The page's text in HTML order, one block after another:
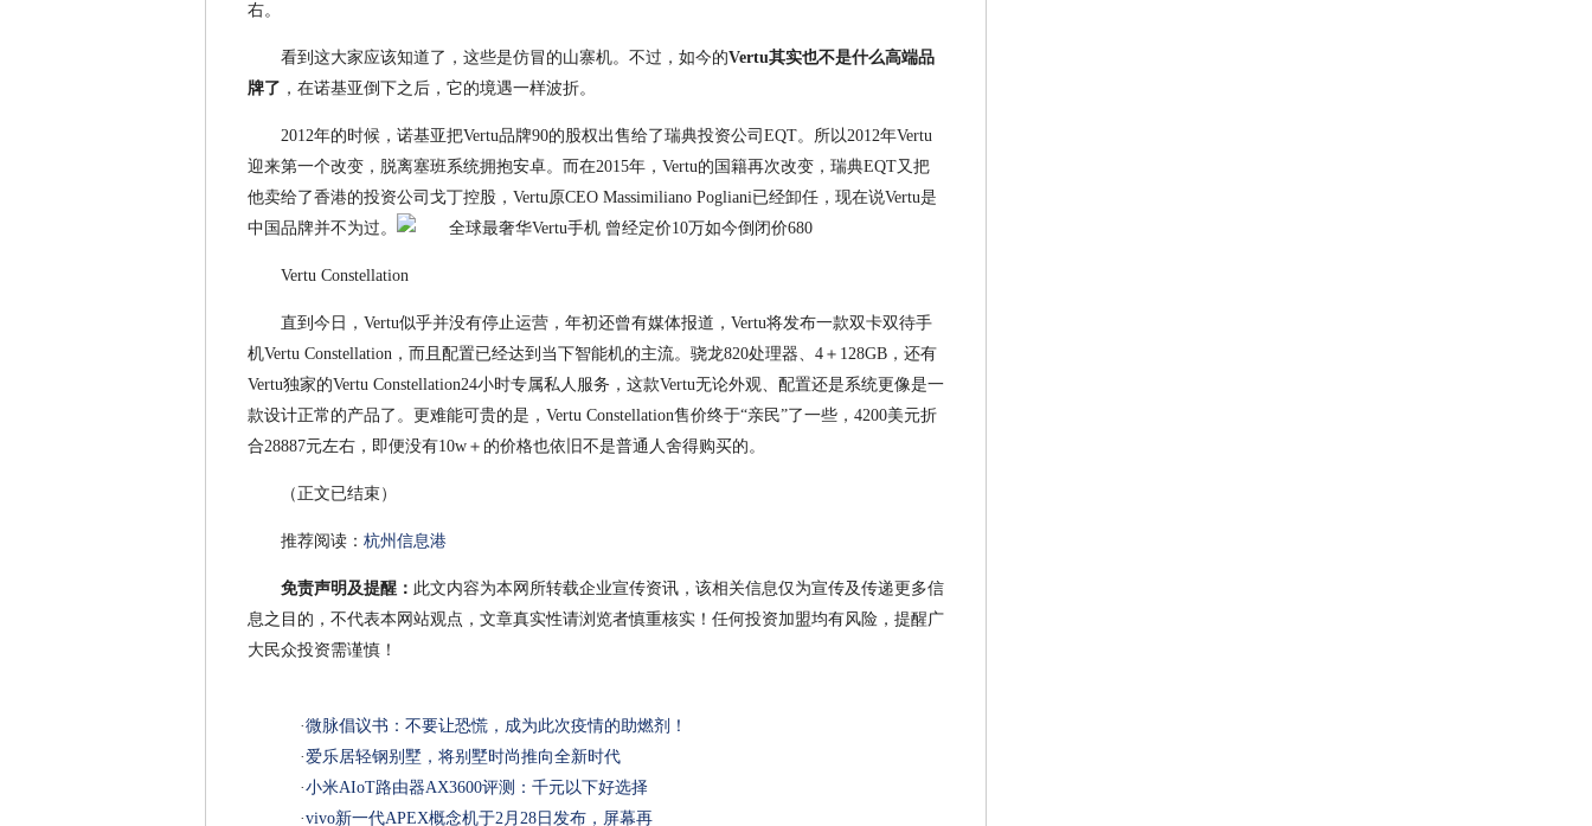
右。
看到这大家应该知道了，这些是仿冒的山寨机。不过，如今的Vertu其实也不是什么高端品
牌了 ，在诺基亚倒下之后，它的境遇一样波折。
2012年的时候，诺基亚把Vertu品牌90的股权出售给了瑞典投资公司EQT。所以2012年Vertu
迎来第一个改变，脱离塞班系统拥抱安卓。而在2015年，Vertu的国籍再次改变，瑞典EQT又把
他卖给了香港的投资公司戈丁控股，Vertu原CEO Massimiliano Pogliani已经卸任，现在说Vertu是
中国品牌并不为过。
Vertu Constellation
直到今日，Vertu似乎并没有停止运营，年初还曾有媒体报道，Vertu将发布一款双卡双待手
机Vertu Constellation，而且配置已经达到当下智能机的主流。骁龙820处理器、4＋128GB，还有
Vertu独家的Vertu Constellation24小时专属私人服务，这款Vertu无论外观、配置还是系统更像是一
款设计正常的产品了。更难能可贵的是，Vertu Constellation售价终于“亲民”了一些，4200美元折
合28887元左右，即便没有10w＋的价格也依旧不是普通人舍得购买的。
（正文已结束）
推荐阅读： 杭州信息港
免责声明及提醒： 此文内容为本网所转载企业宣传资讯，该相关信息仅为宣传及传递更多信
息之目的，不代表本网站观点，文章真实性请浏览者慎重核实！任何投资加盟均有风险，提醒广
大民众投资需谨慎！
·微脉倡议书：不要让恐慌，成为此次疫情的助燃剂！
·爱乐居轻钢别墅，将别墅时尚推向全新时代
·小米AIoT路由器AX3600评测：千元以下好选择
·vivo新一代APEX概念机于2月28日发布，屏幕再